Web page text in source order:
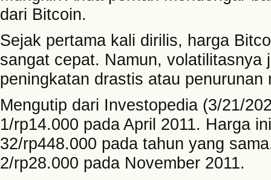
dari Bitcoin.
Sejak pertama kali dirilis, harga
sangat cepat. Namun,
peningkatan drastis atau
Mengutip dari Investopedia (3/21/
1/rp14.000 pada April 2011. Harga
32/rp448.000 pada tahun yang
2/rp28.000 pada November 2011.